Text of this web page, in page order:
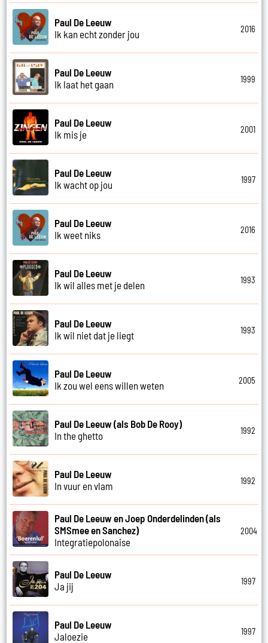
Paul De Leeuw
Ik kan echt zonder jou
2016
Paul De Leeuw
Ik laat het gaan
1999
Paul De Leeuw
Ik mis je
2001
Paul De Leeuw
Ik wacht op jou
1997
Paul De Leeuw
Ik weet niks
2016
Paul De Leeuw
Ik wil alles met je delen
1993
Paul De Leeuw
Ik wil niet dat je liegt
1993
Paul De Leeuw
Ik zou wel eens willen weten
2005
Paul De Leeuw (als Bob De Rooy)
In the ghetto
1992
Paul De Leeuw
In vuur en vlam
1992
Paul De Leeuw en Joep Onderdelinden (als
SMSmee en Sanchez)
Integratiepolonaise
2004
Paul De Leeuw
Ja jij
1997
Paul De Leeuw
Jaloezie
1997